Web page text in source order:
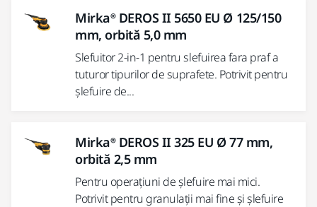
Mirka® DEROS II 5650 EU Ø 125/150
mm, orbită 5,0 mm
Slefuitor 2-in-1 pentru slefuirea fara praf a
tuturor tipurilor de suprafete. Potrivit pentru
șlefuire de...
Mirka® DEROS II 325 EU Ø 77 mm,
orbită 2,5 mm
Pentru operațiuni de șlefuire mai mici.
Potrivit pentru granulații mai fine și șlefuire